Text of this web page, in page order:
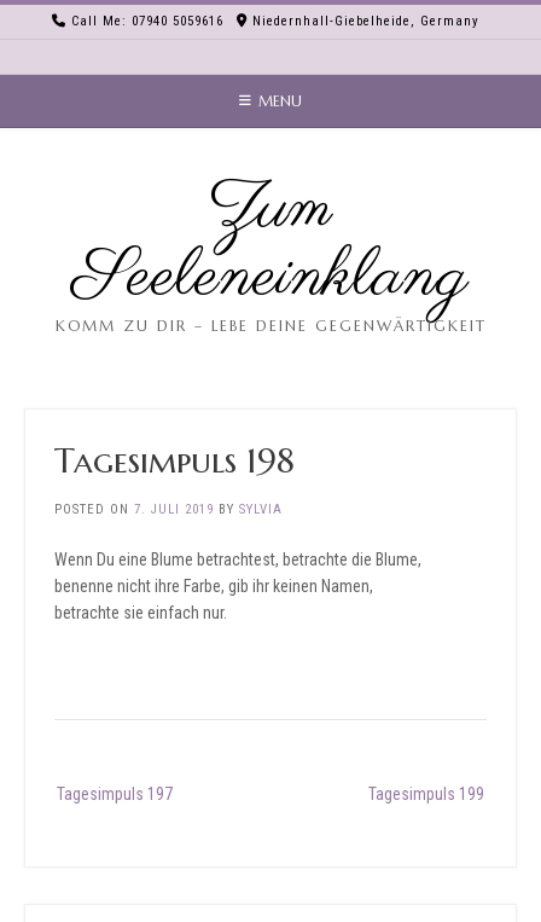
Call Me: 07940 5059616 Niedernhall-Giebelheide, Germany
MENU
Zum
Seeleneinklang
KOMM ZU DIR – LEBE DEINE GEGENWÄRTIGKEIT
Tagesimpuls 198
POSTED ON 7. JULI 2019 BY SYLVIA
Wenn Du eine Blume betrachtest, betrachte die Blume,
benenne nicht ihre Farbe, gib ihr keinen Namen,
betrachte sie einfach nur.
navigation
Tagesimpuls 197 Tagesimpuls 199